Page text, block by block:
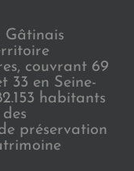
Gâtinais
couvrant 69
33 en Seine-
habitants
préservation